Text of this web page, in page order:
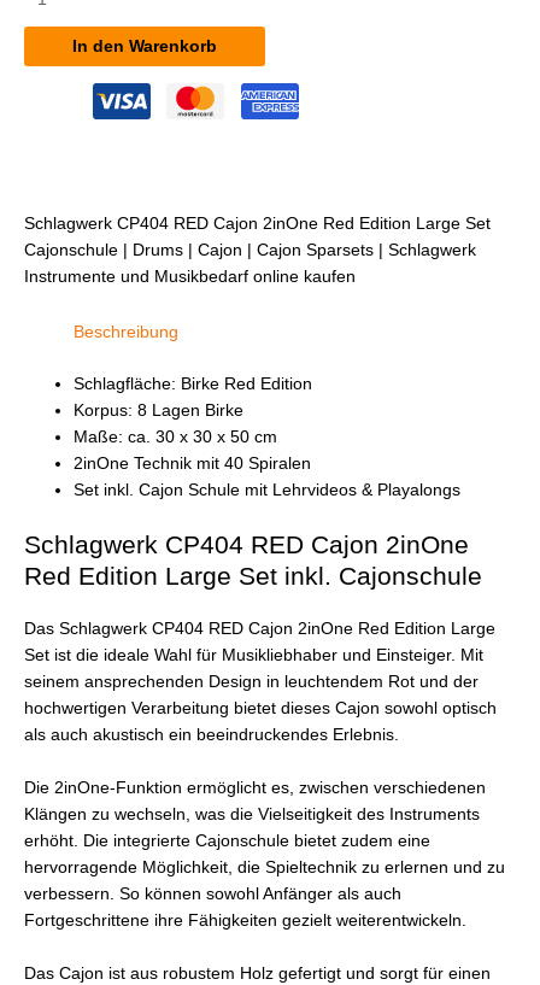
CP404
Cajon
inkl.
Cajonschule
Menge
In den Warenkorb
Schlagwerk CP404 RED Cajon 2inOne Red Edition Large Set
Cajonschule | Drums | Cajon | Cajon Sparsets | Schlagwerk
Instrumente und Musikbedarf online kaufen
Beschreibung
Schlagfläche: Birke Red Edition
Korpus: 8 Lagen Birke
Maße: ca. 30 x 30 x 50 cm
2inOne Technik mit 40 Spiralen
Set inkl. Cajon Schule mit Lehrvideos & Playalongs
Schlagwerk CP404 RED Cajon 2inOne
Red Edition Large Set inkl. Cajonschule
Das Schlagwerk CP404 RED Cajon 2inOne Red Edition Large
Set ist die ideale Wahl für Musikliebhaber und Einsteiger. Mit
seinem ansprechenden Design in leuchtendem Rot und der
hochwertigen Verarbeitung bietet dieses Cajon sowohl optisch
als auch akustisch ein beeindruckendes Erlebnis.
Die 2inOne-Funktion ermöglicht es, zwischen verschiedenen
Klängen zu wechseln, was die Vielseitigkeit des Instruments
erhöht. Die integrierte Cajonschule bietet zudem eine
hervorragende Möglichkeit, die Spieltechnik zu erlernen und zu
verbessern. So können sowohl Anfänger als auch
Fortgeschrittene ihre Fähigkeiten gezielt weiterentwickeln.
Das Cajon ist aus robustem Holz gefertigt und sorgt für einen